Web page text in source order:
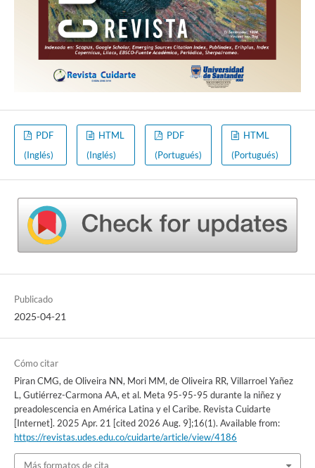
PDF
(Inglés)
HTML
(Inglés)
PDF
(Portugués)
HTML
(Portugués)
Publicado
2025-04-21
Cómo citar
Piran CMG, de Oliveira NN, Mori MM, de Oliveira RR, Villarroel Yañez
L, Gutiérrez-Carmona AA, et al. Meta 95-95-95 durante la niñez y
preadolescencia en América Latina y el Caribe. Revista Cuidarte
[Internet]. 2025 Apr. 21 [cited 2026 Aug. 9];16(1). Available from:
https://revistas.udes.edu.co/cuidarte/article/view/4186
Más formatos de cita